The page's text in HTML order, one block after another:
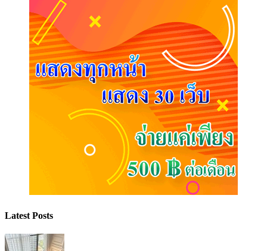
Latest Posts